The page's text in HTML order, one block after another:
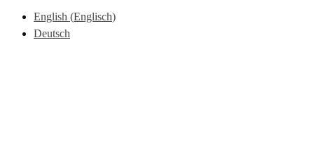
English (Englisch)
Deutsch